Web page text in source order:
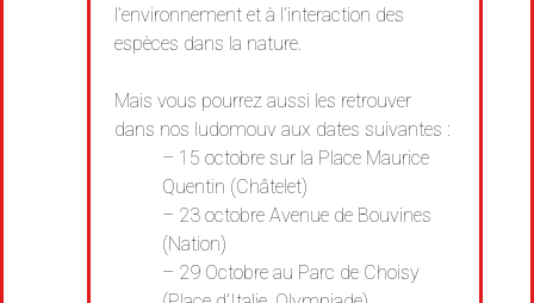
l’environnement et à l’interaction des
espèces dans la nature.
Mais vous pourrez aussi les retrouver
dans nos ludomouv aux dates suivantes :
– 15 octobre sur la Place Maurice
Quentin (Châtelet)
– 23 octobre Avenue de Bouvines
(Nation)
– 29 Octobre au Parc de Choisy